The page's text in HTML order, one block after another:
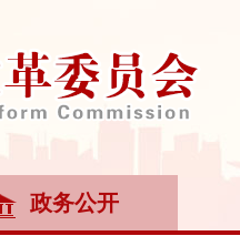
政务公开